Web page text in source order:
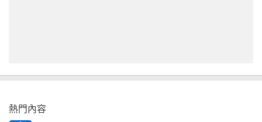
熱門內容